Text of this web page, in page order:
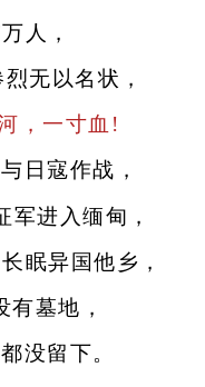
人，
无以名状，
，一寸血!
寇作战，
进入缅甸，
异国他乡，
墓地，
留下。